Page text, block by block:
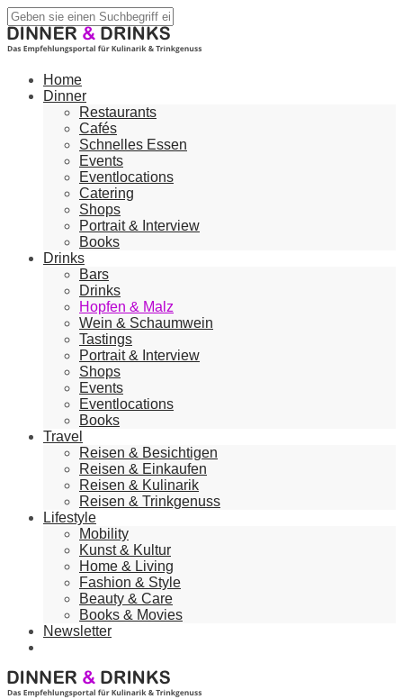
Home
Dinner
Restaurants
Cafés
Schnelles Essen
Events
Eventlocations
Catering
Shops
Portrait & Interview
Books
Drinks
Bars
Drinks
Hopfen & Malz
Wein & Schaumwein
Tastings
Portrait & Interview
Shops
Events
Eventlocations
Books
Travel
Reisen & Besichtigen
Reisen & Einkaufen
Reisen & Kulinarik
Reisen & Trinkgenuss
Lifestyle
Mobility
Kunst & Kultur
Home & Living
Fashion & Style
Beauty & Care
Books & Movies
Newsletter